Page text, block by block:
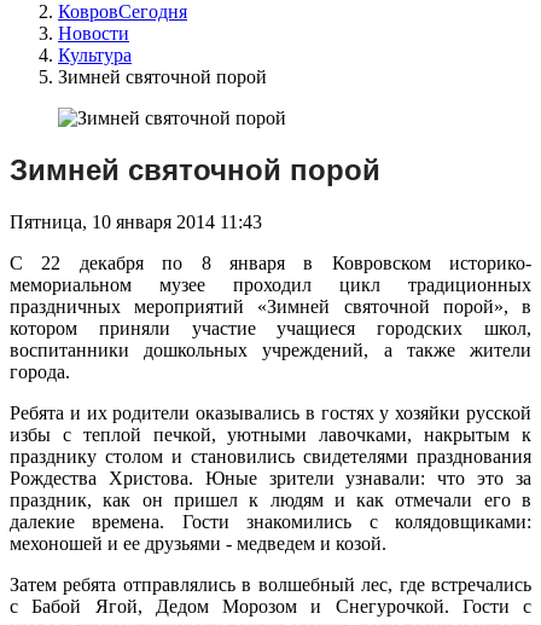
КовровСегодня
Новости
Культура
Зимней святочной порой
Зимней святочной порой
Пятница, 10 января 2014 11:43
С 22 декабря по 8 января в Ковровском историко-
мемориальном музее проходил цикл традиционных
праздничных мероприятий «Зимней святочной порой», в
котором приняли участие учащиеся городских школ,
воспитанники дошкольных учреждений, а также жители
города.
Ребята и их родители оказывались в гостях у хозяйки русской
избы с теплой печкой, уютными лавочками, накрытым к
празднику столом и становились свидетелями празднования
Рождества Христова. Юные зрители узнавали: что это за
праздник, как он пришел к людям и как отмечали его в
далекие времена. Гости знакомились с колядовщиками:
мехоношей и ее друзьями - медведем и козой.
Затем ребята отправлялись в волшебный лес, где встречались
с Бабой Ягой, Дедом Морозом и Снегурочкой. Гости с